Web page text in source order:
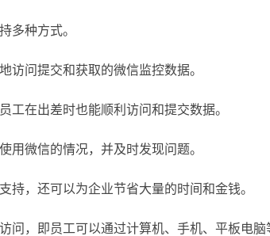
多种方式。
访问提交和获取的微信监控数据。
工在出差时也能顺利访问和提交数据。
用微信的情况，并及时发现问题。
持，还可以为企业节省大量的时间和金钱。
问，即员工可以通过计算机、手机、平板电